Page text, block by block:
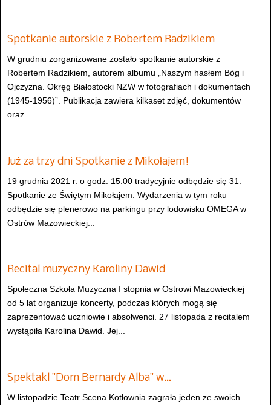
Spotkanie autorskie z Robertem Radzikiem
W grudniu zorganizowane zostało spotkanie autorskie z
Robertem Radzikiem, autorem albumu „Naszym hasłem Bóg i
Ojczyzna. Okręg Białostocki NZW w fotografiach i dokumentach
(1945-1956)”. Publikacja zawiera kilkaset zdjęć, dokumentów
oraz...
Już za trzy dni Spotkanie z Mikołajem!
19 grudnia 2021 r. o godz. 15:00 tradycyjnie odbędzie się 31.
Spotkanie ze Świętym Mikołajem. Wydarzenia w tym roku
odbędzie się plenerowo na parkingu przy lodowisku OMEGA w
Ostrów Mazowieckiej...
Recital muzyczny Karoliny Dawid
Społeczna Szkoła Muzyczna I stopnia w Ostrowi Mazowieckiej
od 5 lat organizuje koncerty, podczas których mogą się
zaprezentować uczniowie i absolwenci. 27 listopada z recitalem
wystąpiła Karolina Dawid. Jej...
Spektakl "Dom Bernardy Alba" w…
W listopadzie Teatr Scena Kotłownia zagrała jeden ze swoich